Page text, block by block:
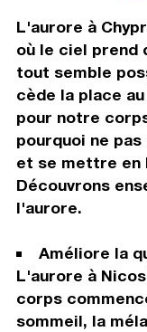
L'aurore à
où le ciel prend
tout semble
cède la place
pour notre
pourquoi ne
et se mettre en
Découvrons
l'aurore.
Améliore la
L'aurore à
corps
sommeil, la